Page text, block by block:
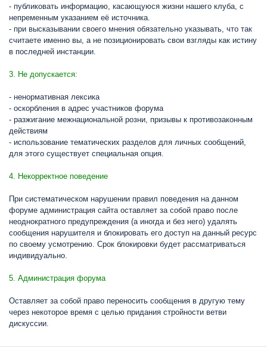
- публиковать информацию, касающуюся жизни нашего клуба, с
непременным указанием её источника.
- при высказывании своего мнения обязательно указывать, что так
считаете именно вы, а не позиционировать свои взгляды как истину
в последней инстанции.
3. Не допускается:
- ненормативная лексика
- оскорбления в адрес участников форума
- разжигание межнациональной розни, призывы к противозаконным
действиям
- использование тематических разделов для личных сообщений,
для этого существует специальная опция.
4. Некорректное поведение
При систематическом нарушении правил поведения на данном
форуме администрация сайта оставляет за собой право после
неоднократного предупреждения (а иногда и без него) удалять
сообщения нарушителя и блокировать его доступ на данный ресурс
по своему усмотрению. Срок блокировки будет рассматриваться
индивидуально.
5. Администрация форума
Оставляет за собой право переносить сообщения в другую тему
через некоторое время с целью придания стройности ветви
дискуссии.